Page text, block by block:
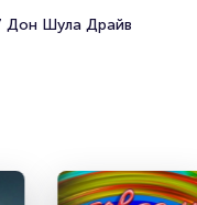
по номеру {phone}.
Дон Шула Драйв